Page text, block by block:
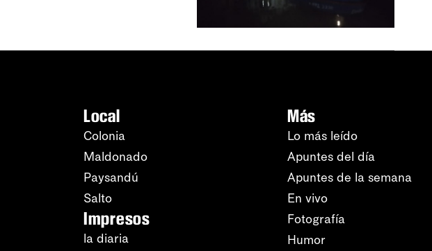
Local
Colonia
Maldonado
Paysandú
Salto
Impresos
la diaria
Más
Lo más leído
Apuntes del día
Apuntes de la semana
En vivo
Fotografía
Humor